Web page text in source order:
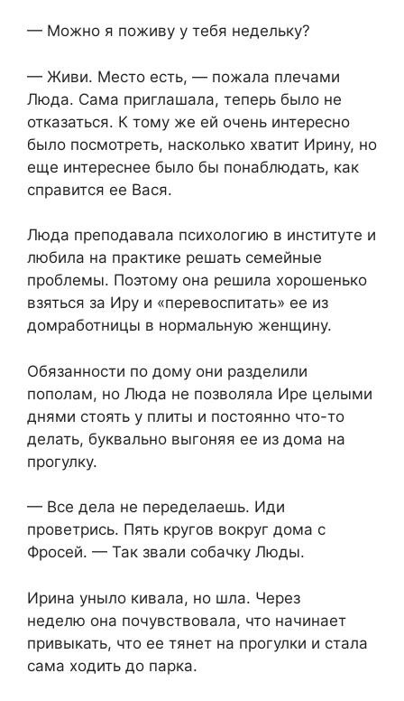
— Можно я поживу у тебя недельку?
— Живи. Место есть, — пожала плечами
Люда. Сама приглашала, теперь было не
отказаться. К тому же ей очень интересно
было посмотреть, насколько хватит Ирину, но
еще интереснее было бы понаблюдать, как
справится ее Вася.
Люда преподавала психологию в институте и
любила на практике решать семейные
проблемы. Поэтому она решила хорошенько
взяться за Иру и «перевоспитать» ее из
домработницы в нормальную женщину.
Обязанности по дому они разделили
пополам, но Люда не позволяла Ире целыми
днями стоять у плиты и постоянно что-то
делать, буквально выгоняя ее из дома на
прогулку.
— Все дела не переделаешь. Иди
проветрись. Пять кругов вокруг дома с
Фросей. — Так звали собачку Люды.
Ирина уныло кивала, но шла. Через
неделю она почувствовала, что начинает
привыкать, что ее тянет на прогулки и стала
сама ходить до парка.